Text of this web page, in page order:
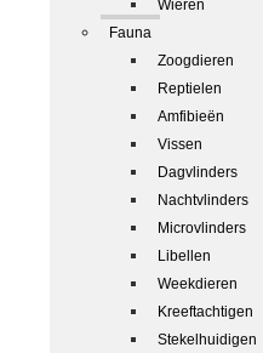
Wieren
Fauna
Zoogdieren
Reptielen
Amfibieën
Vissen
Dagvlinders
Nachtvlinders
Microvlinders
Libellen
Weekdieren
Kreeftachtigen
Stekelhuidigen